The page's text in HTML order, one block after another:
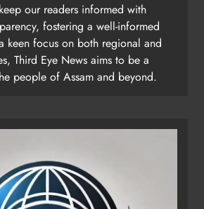
our readers informed with
fostering a well-informed
keen focus on both regional and
Third Eye News aims to be a
people of Assam and beyond.